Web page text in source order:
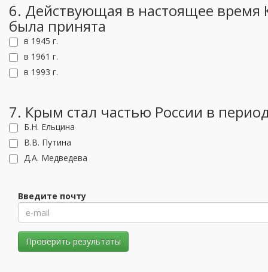
6. Действующая в настоящее время
была принята
в 1945 г.
в 1961 г.
в 1993 г.
7. Крым стал частью России в
Б.Н. Ельцина
В.В. Путина
Д.А. Медведева
Введите почту
Проверить результаты